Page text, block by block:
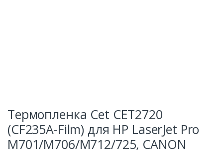
Термопленка Cet CET2720
(CF235A-Film) для HP LaserJet Pro
M701/M706/M712/725, CANON